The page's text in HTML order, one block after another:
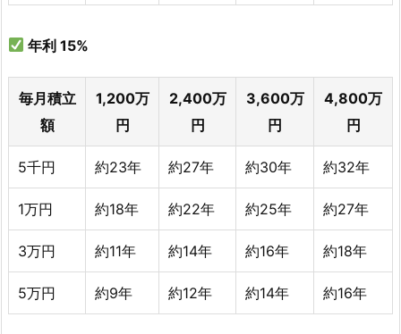
年利15%
毎月積立
額
1,200万
円
2,400万
円
3,600万
円
4,800万
円
5千円 約23年 約27年 約30年 約32年
1万円 約18年 約22年 約25年 約27年
3万円 約11年 約14年 約16年 約18年
5万円 約9年 約12年 約14年 約16年